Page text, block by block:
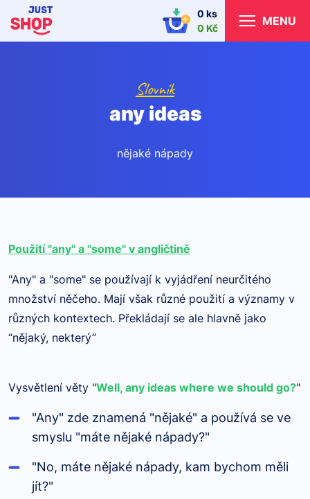
0 ks
0 Kč
MENU
Slovník
any ideas
nějaké nápady
Použití "any" a "some" v angličtině
"Any" a "some" se používají k vyjádření neurčitého
množství něčeho. Mají však různé použití a významy v
různých kontextech. Překládají se ale hlavně jako
“nějaký, nekterý”
Vysvětlení věty "Well, any ideas where we should go?"
"Any" zde znamená "nějaké" a používá se ve
smyslu "máte nějaké nápady?"
"No, máte nějaké nápady, kam bychom měli
jít?"